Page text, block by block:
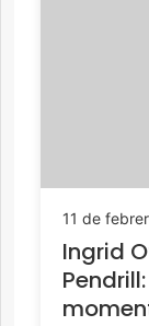
11 de
Ingrid